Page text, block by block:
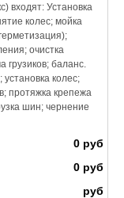
входят: Установка
колес; мойка
очистка
грузиков; баланс.
колес;
протяжка крепежа
шин; чернение